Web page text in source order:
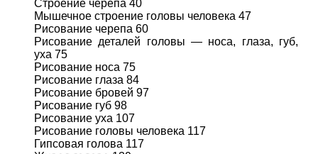
Строение черепа 40
Мышечное строение головы человека 47
Рисование черепа 60
Рисование деталей головы — носа, глаза, губ,
уха 75
Рисование носа 75
Рисование глаза 84
Рисование бровей 97
Рисование губ 98
Рисование уха 107
Рисование головы человека 117
Гипсовая голова 117